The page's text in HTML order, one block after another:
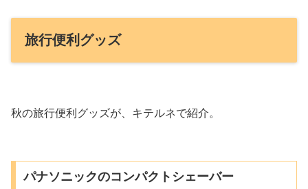
旅行便利グッズ
秋の旅行便利グッズが、キテルネで紹介。
パナソニックのコンパクトシェーバー